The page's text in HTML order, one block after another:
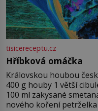
tisicereceptu.cz
Hříbková omáčka
Královskou houbou českých
400 g houby 1 větší
100 ml zakysané
nového koření